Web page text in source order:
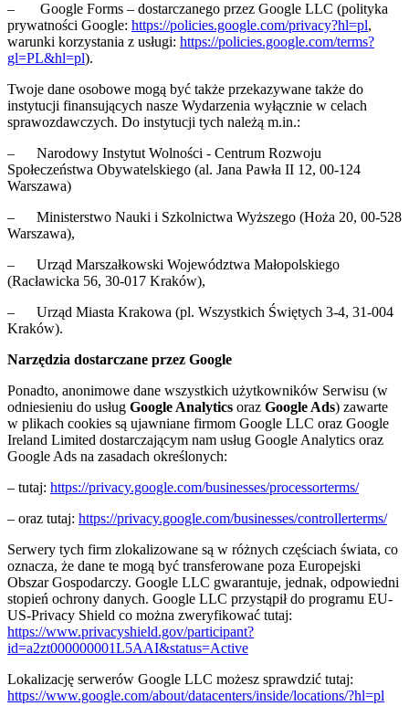
– Google Forms – dostarczanego przez Google LLC (polityka
prywatności Google: https://policies.google.com/privacy?hl=pl,
warunki korzystania z usługi: https://policies.google.com/terms?
gl=PL&hl=pl).
Twoje dane osobowe mogą być także przekazywane także do
instytucji finansujących nasze Wydarzenia wyłącznie w celach
sprawozdawczych. Do instytucji tych należą m.in.:
– Narodowy Instytut Wolności - Centrum Rozwoju
Społeczeństwa Obywatelskiego (al. Jana Pawła II 12, 00-124
Warszawa)
– Ministerstwo Nauki i Szkolnictwa Wyższego (Hoża 20, 00-528
Warszawa),
– Urząd Marszałkowski Województwa Małopolskiego
(Racławicka 56, 30-017 Kraków),
– Urząd Miasta Krakowa (pl. Wszystkich Świętych 3-4, 31-004
Kraków).
Narzędzia dostarczane przez Google
Ponadto, anonimowe dane wszystkich użytkowników Serwisu (w
odniesieniu do usług Google Analytics oraz Google Ads) zawarte
w plikach cookies są ujawniane firmom Google LLC oraz Google
Ireland Limited dostarczającym nam usług Google Analytics oraz
Google Ads na zasadach określonych:
– tutaj: https://privacy.google.com/businesses/processorterms/
– oraz tutaj: https://privacy.google.com/businesses/controllerterms/
Serwery tych firm zlokalizowane są w różnych częściach świata, co
oznacza, że dane te mogą być transferowane poza Europejski
Obszar Gospodarczy. Google LLC gwarantuje, jednak, odpowiedni
stopień ochrony danych. Google LLC przystąpił do programu EU-
US-Privacy Shield co można zweryfikować tutaj:
https://www.privacyshield.gov/participant?
id=a2zt000000001L5AAI&status=Active
Lokalizację serwerów Google LLC możesz sprawdzić tutaj:
https://www.google.com/about/datacenters/inside/locations/?hl=pl